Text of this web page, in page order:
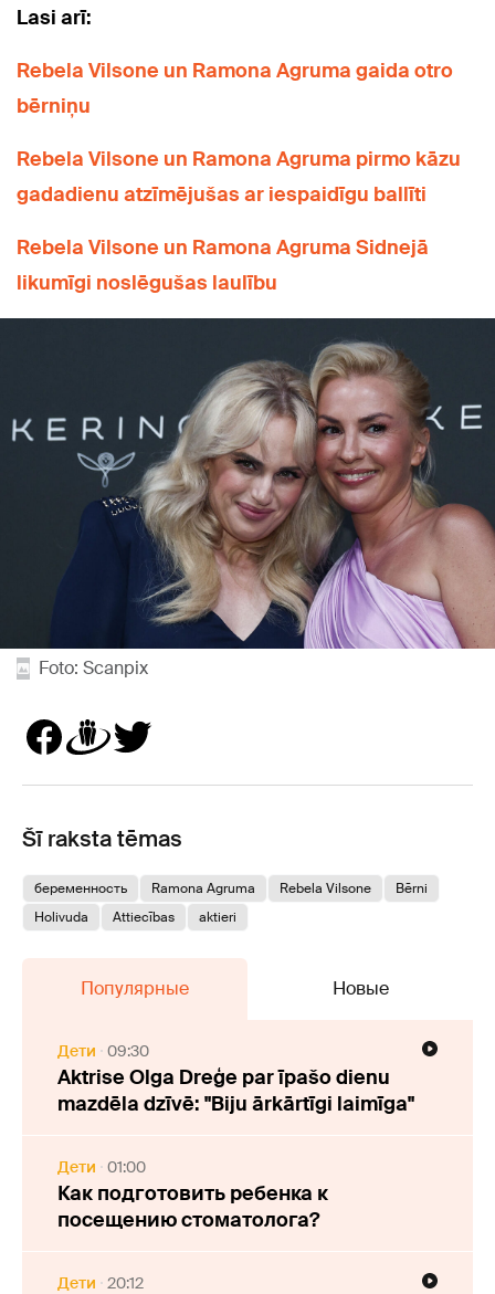
Lasi arī:
Rebela Vilsone un Ramona Agruma gaida otro
bērniņu
Rebela Vilsone un Ramona Agruma pirmo kāzu
gadadienu atzīmējušas ar iespaidīgu ballīti
Rebela Vilsone un Ramona Agruma Sidnejā
likumīgi noslēgušas laulību
Foto: Scanpix
Šī raksta tēmas
беременность Ramona Agruma Rebela Vilsone
Bērni
Holivuda
Attiecības aktieri
Популярные Новые
Дети 09:30
Aktrise Olga Dreģe par īpašo dienu
mazdēla dzīvē: "Biju ārkārtīgi laimīga"
Дети 01:00
Как подготовить ребенка к
посещению стоматолога?
Дети 20:12